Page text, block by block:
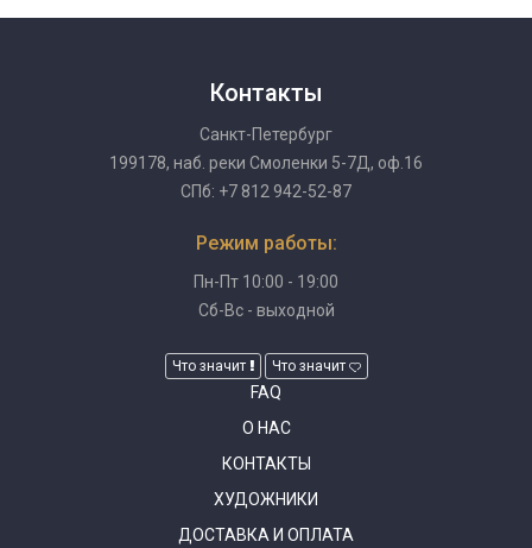
Контакты
Санкт-Петербург
199178, наб. реки Смоленки 5-7Д, оф.16
СПб: +7 812 942-52-87
Режим работы:
Пн-Пт 10:00 - 19:00
Сб-Вс - выходной
Что значит Что значит
FAQ
О НАС
КОНТАКТЫ
ХУДОЖНИКИ
ДОСТАВКА И ОПЛАТА